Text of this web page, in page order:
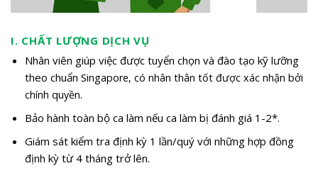
I. CHẤT LƯỢNG DỊCH VỤ
Nhân viên giúp việc được tuyển chọn và đào tạo kỹ lưỡng
theo chuẩn Singapore, có nhân thân tốt được xác nhận bởi
chính quyền.
Bảo hành toàn bộ ca làm nếu ca làm bị đánh giá 1-2*.
Giám sát kiểm tra định kỳ 1 lần/quý với những hợp đồng
định kỳ từ 4 tháng trở lên.